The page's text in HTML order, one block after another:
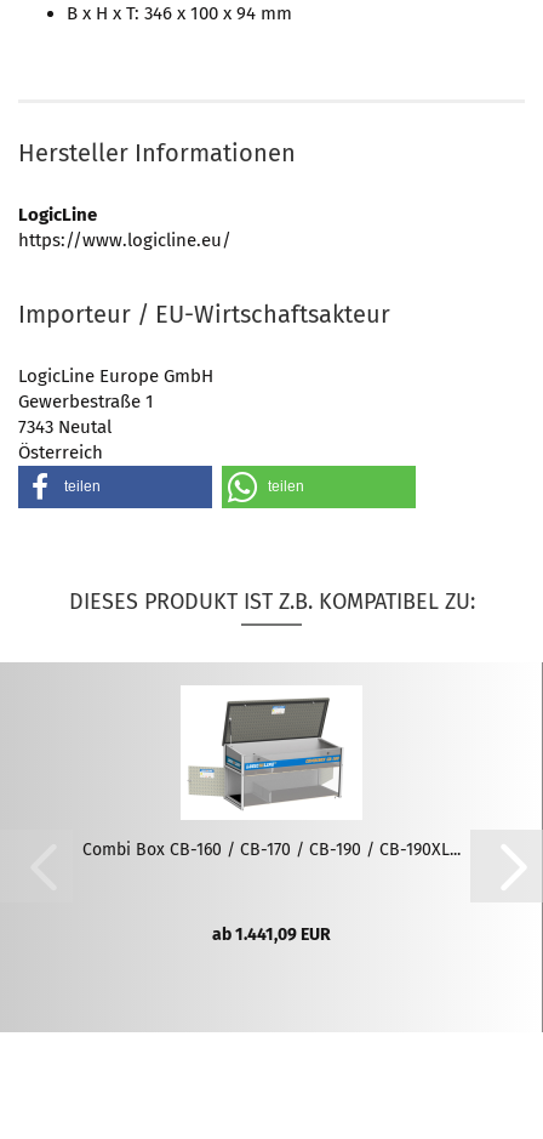
B x H x T: 346 x 100 x 94 mm
Hersteller Informationen
LogicLine
https://www.logicline.eu/
Importeur / EU-Wirtschaftsakteur
LogicLine Europe GmbH
Gewerbestraße 1
7343 Neutal
Österreich
teilen teilen
DIESES PRODUKT IST Z.B. KOMPATIBEL ZU:
Combi Box CB-160 / CB-170 / CB-190 / CB-190XL...
ab 1.441,09 EUR